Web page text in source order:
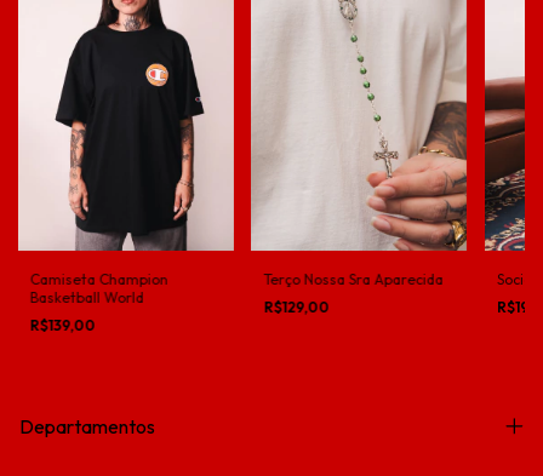
Camiseta Champion
Basketball World
R$139,00
Terço Nossa Sra Aparecida
R$129,00
Social
Departamentos